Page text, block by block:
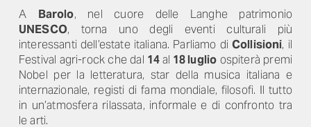
A Barolo, nel cuore delle Langhe patrimonio
UNESCO, torna uno degli eventi culturali più
interessanti dell’estate italiana. Parliamo di Collisioni, il
Festival agri-rock che dal 14al 18 luglio ospiterà premi
Nobel per la letteratura, star della musica italiana e
internazionale, registi di fama mondiale, filosofi. Il tutto
in un’atmosfera rilassata, informale e di confronto tra
le arti.